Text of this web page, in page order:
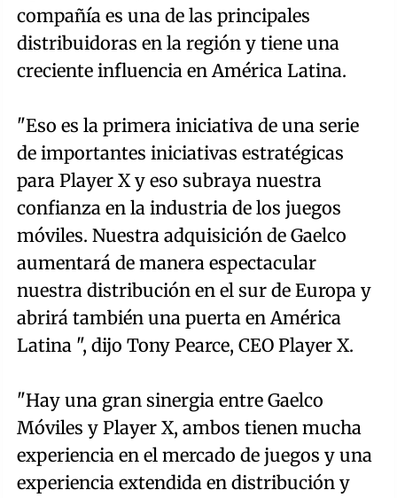
compañía es una de las principales
distribuidoras en la región y tiene una
creciente influencia en América Latina.
"Eso es la primera iniciativa de una serie
de importantes iniciativas estratégicas
para Player X y eso subraya nuestra
confianza en la industria de los juegos
móviles. Nuestra adquisición de Gaelco
aumentará de manera espectacular
nuestra distribución en el sur de Europa y
abrirá también una puerta en América
Latina ", dijo Tony Pearce, CEO Player X.
"Hay una gran sinergia entre Gaelco
Móviles y Player X, ambos tienen mucha
experiencia en el mercado de juegos y una
experiencia extendida en distribución y